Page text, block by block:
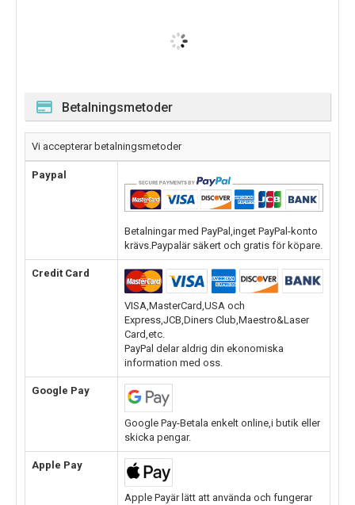
Betalningsmetoder
Vi accepterar betalningsmetoder
Paypal
Betalningar med PayPal,inget PayPal-konto
krävs.Paypalär säkert och gratis för köpare.
Credit Card
VISA,MasterCard,USA och
Express,JCB,Diners Club,Maestro&Laser
Card,etc.
PayPal delar aldrig din ekonomiska
information med oss.
Google Pay
Google Pay-Betala enkelt online,i butik eller
skicka pengar.
Apple Pay
Apple Payär lätt att använda och fungerar